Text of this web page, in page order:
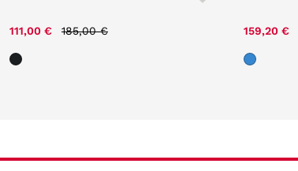
111,00 € 185,00 € 159,20 €